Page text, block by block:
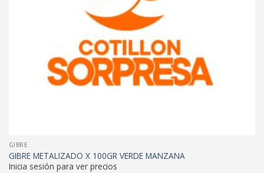
GIBRE
GIBRE METALIZADO X 100GR VERDE MANZANA
Inicia sesión para ver precios